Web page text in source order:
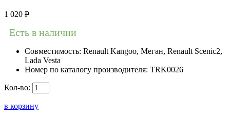
1 020 Р
Есть в наличии
Совместимость: Renault Kangoo, Меган, Renault Scenic2,
Lada Vesta
Номер по каталогу производителя: TRK0026
Кол-во:
в корзину